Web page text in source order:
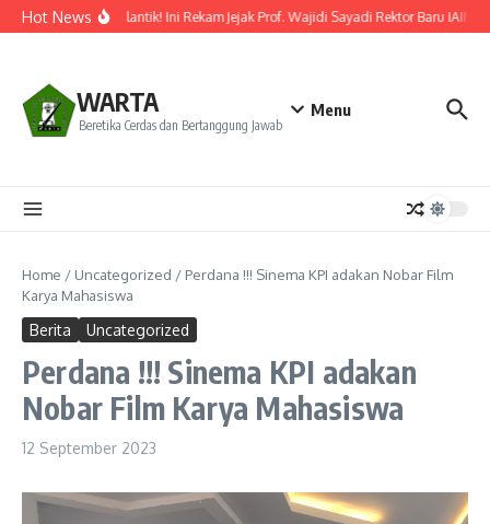
Lewati ke konten
Hot NewsResmi Dilantik! Ini Rekam Jejak Prof. Wajidi Sayadi Rektor Baru IAIN
WARTA
Beretika Cerdas dan Bertanggung Jawab
Menu
Home / Uncategorized / Perdana !!! Sinema KPI adakan Nobar Film
Karya Mahasiswa
Berita Uncategorized
Perdana !!! Sinema KPI adakan
Nobar Film Karya Mahasiswa
12 September 2023